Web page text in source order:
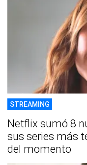
STREAMING
Netflix sumó 8
sus series más
del momento